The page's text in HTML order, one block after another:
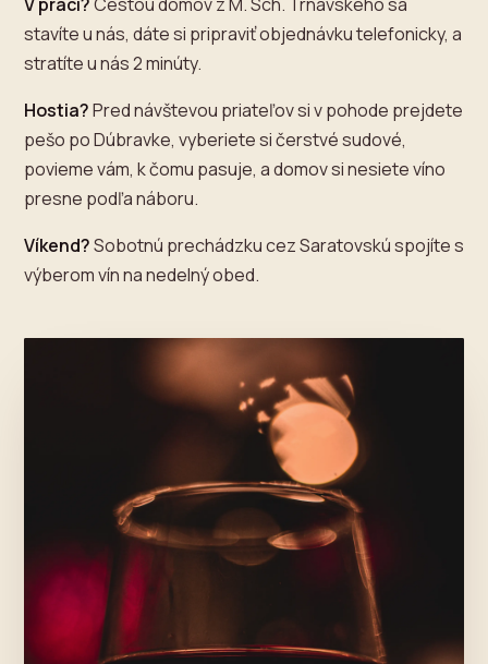
stavíte u nás, dáte si pripraviť objednávku telefonicky, a
stratíte u nás 2 minúty.
Hostia?Pred návštevou priateľov si v pohode prejdete
pešo po Dúbravke, vyberiete si čerstvé sudové,
povieme vám, k čomu pasuje, a domov si nesiete víno
presne podľa náboru.
Víkend?Sobotnú prechádzku cez Saratovskú spojíte s
výberom vín na nedelný obed.